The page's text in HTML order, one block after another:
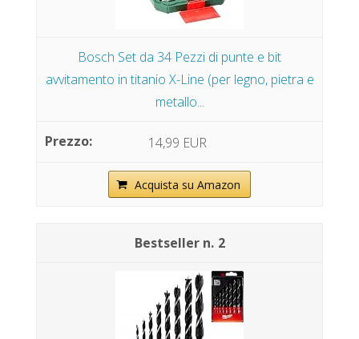
Bosch Set da 34 Pezzi di punte e bit
avvitamento in titanio X-Line (per legno, pietra e
metallo...
14,99 EUR
Acquista su Amazon
2